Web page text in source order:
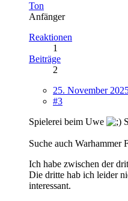
Ton
Anfänger
Reaktionen
1
Beiträge
2
25. November
#3
Spielerei beim Uwe
Suche auch Warhammer
Ich habe zwischen der
Die dritte hab ich leider
interessant.